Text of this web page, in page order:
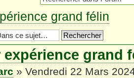
grand félin
grand
» Vendredi 22 Mars